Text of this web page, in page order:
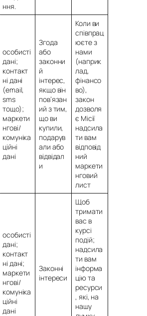
ння.
особисті
дані;
контакт
ні дані
(email,
sms
тощо);
маркети
нгові/
комуніка
ційні
дані
Згода
або
законни
й
інтерес,
якщо він
пов’язан
ий з тим,
що ви
купили,
подарув
али або
відвідал
и
Коли ви
співпрац
юєте з
нами
(наприк
лад,
фінансо
во),
закон
дозволя
є Місії
надсила
ти вам
відповід
ний
маркети
нговий
лист
особисті
дані;
контакт
ні дані;
маркети
нгові/
комуніка
ційні
дані
Законні
інтереси
Щоб
тримати
вас в
курсі
подій;
надсила
ти вам
інформа
цію та
ресурси
, які, на
нашу